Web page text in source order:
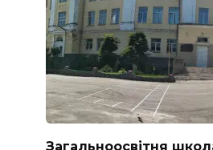
Загальноосвітня